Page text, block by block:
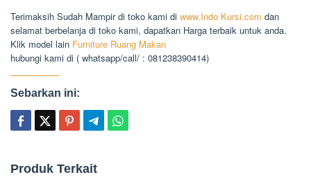
Terimaksih Sudah Mampir di toko kami di www.Indo Kursi.com dan
selamat berbelanja di toko kami, dapatkan Harga terbaik untuk anda.
Klik model lain Furniture Ruang Makan
hubungi kami di ( whatsapp/call/ : 081238390414)
Sebarkan ini:
Produk Terkait